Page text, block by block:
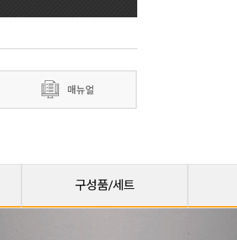
매뉴얼
구성품/세트